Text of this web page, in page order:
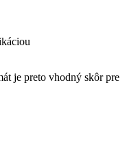
je preto vhodný skôr pre